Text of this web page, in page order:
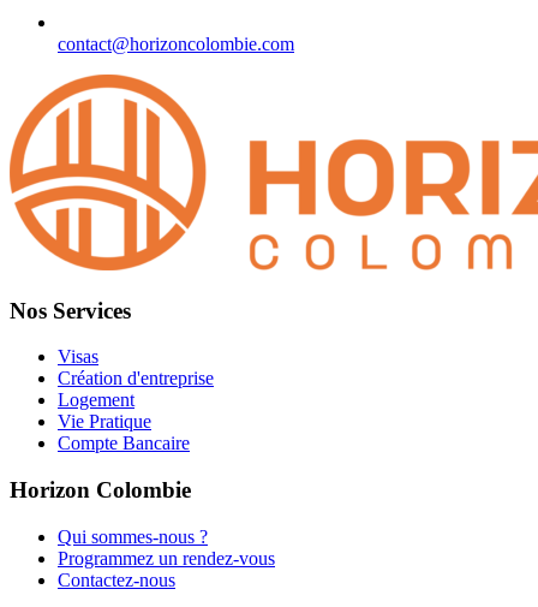
contact@horizoncolombie.com
Nos Services
Visas
Création d'entreprise
Logement
Vie Pratique
Compte Bancaire
Horizon Colombie
Qui sommes-nous ?
Programmez un rendez-vous
Contactez-nous